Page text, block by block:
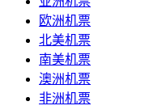
欧洲机票
北美机票
南美机票
澳洲机票
非洲机票